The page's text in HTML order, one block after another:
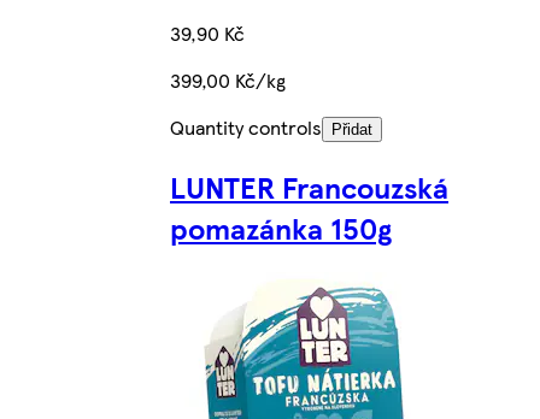
39,90 Kč
399,00 Kč/kg
Quantity controls
Přidat
LUNTER Francouzská
pomazánka 150g